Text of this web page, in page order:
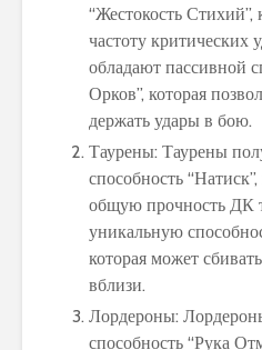
“Жестокость Стихий”,
частоту критических
обладают пассивной
Орков”, которая
держать удары в бою.
Таурены: Таурены
способность
общую прочность ДК
уникальную
которая может
вблизи.
Лордероны:
способность “Рука